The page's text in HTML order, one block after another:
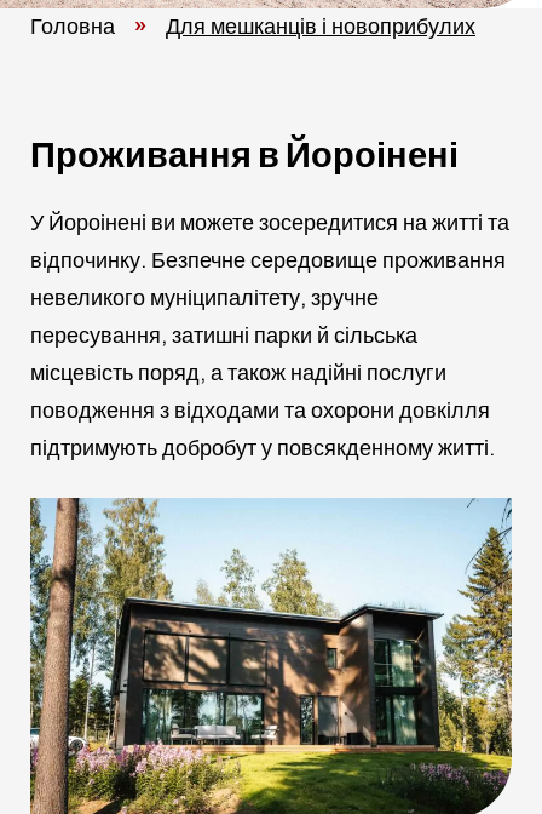
Головна » Для мешканців і новоприбулих
Проживання в Йороінені
У Йороінені ви можете зосередитися на житті та
відпочинку. Безпечне середовище проживання
невеликого муніципалітету, зручне
пересування, затишні парки й сільська
місцевість поряд, а також надійні послуги
поводження з відходами та охорони довкілля
підтримують добробут у повсякденному житті.